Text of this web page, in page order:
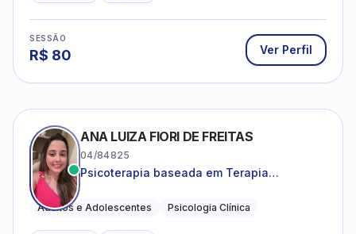
SESSÃO
R$ 80 Ver Perfil
ANA LUIZA FIORI DE FREITAS
04/84825
Psicoterapia baseada em Terapia
Adultos e Adolescentes Psicologia Clínica